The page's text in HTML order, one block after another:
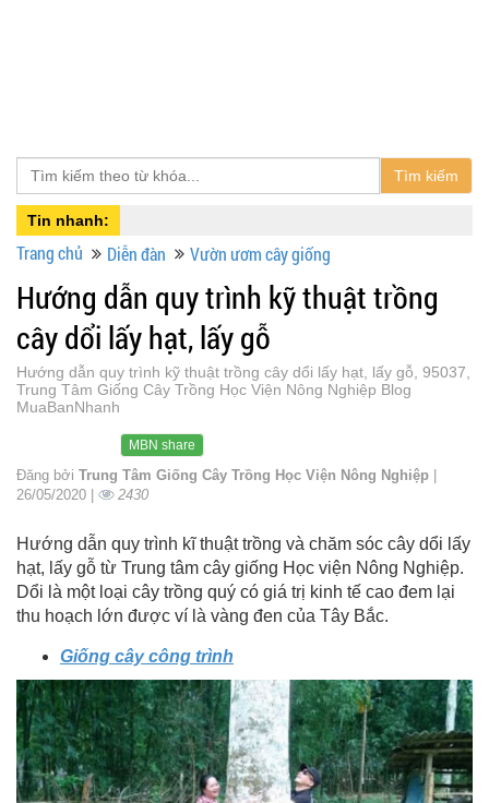
Tìm kiếm
Tin nhanh:
Trang chủ Diễn đàn Vườn ươm cây giống
Hướng dẫn quy trình kỹ thuật trồng
cây dổi lấy hạt, lấy gỗ
Hướng dẫn quy trình kỹ thuật trồng cây dổi lấy hạt, lấy gỗ, 95037,
Trung Tâm Giống Cây Trồng Học Viện Nông Nghiệp Blog
MuaBanNhanh
MBN share
Đăng bởi Trung Tâm Giống Cây Trồng Học Viện Nông Nghiệp |
26/05/2020 |
2430
Hướng dẫn quy trình kĩ thuật trồng và chăm sóc cây dổi lấy
hạt, lấy gỗ từ Trung tâm cây giống Học viện Nông Nghiệp.
Dổi là một loại cây trồng quý có giá trị kinh tế cao đem lại
thu hoạch lớn được ví là vàng đen của Tây Bắc.
Giống cây công trình